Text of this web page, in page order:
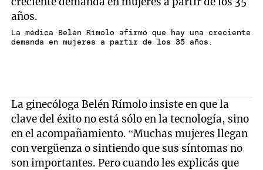
La médica Belén Rímolo afirmó que hay una creciente
demanda en mujeres a partir de los 35 años.
La ginecóloga Belén Rímolo insiste en que la
clave del éxito no está sólo en la tecnología, sino
en el acompañamiento. “Muchas mujeres llegan
con vergüenza o sintiendo que sus síntomas no
son importantes. Pero cuando les explicás que